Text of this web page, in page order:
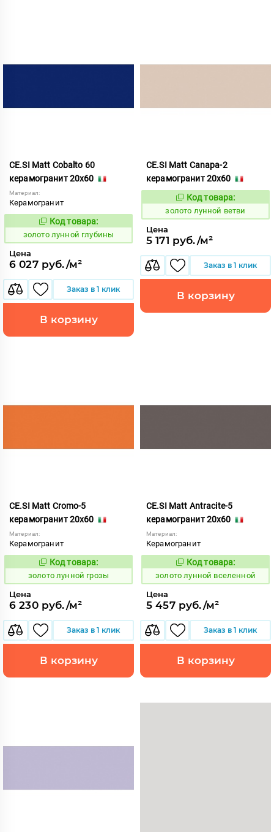
CE.SI Matt Cobalto 60
керамогранит 20x60
Материал:
Керамогранит
521892
Код товара:
золото лунной глубины
Цена
6 027 руб./м²
Заказ в 1 клик
В корзину
CE.SI Matt Canapa-2
керамогранит 20x60
521884
Код товара:
золото лунной ветви
Цена
5 171 руб./м²
Заказ в 1 клик
В корзину
CE.SI Matt Cromo-5
керамогранит 20x60
Материал:
Керамогранит
521894
Код товара:
золото лунной грозы
Цена
6 230 руб./м²
Заказ в 1 клик
В корзину
CE.SI Matt Antracite-5
керамогранит 20x60
Материал:
Керамогранит
521888
Код товара:
золото лунной вселенной
Цена
5 457 руб./м²
Заказ в 1 клик
В корзину